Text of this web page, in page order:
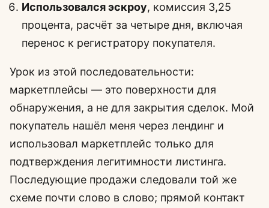
Использовался эскроу, комиссия 3,25
процента, расчёт за четыре дня, включая
перенос к регистратору покупателя.
Урок из этой последовательности:
маркетплейсы — это поверхности для
обнаружения, а не для закрытия сделок. Мой
покупатель нашёл меня через лендинг и
использовал маркетплейс только для
подтверждения легитимности листинга.
Последующие продажи следовали той же
схеме почти слово в слово; прямой контакт